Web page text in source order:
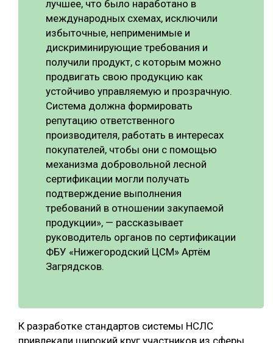
лучшее, что было наработано в
международных схемах, исключили
избыточные, неприменимые и
дискриминирующие требования и
получили продукт, с которым можно
продвигать свою продукцию как
устойчиво управляемую и прозрачную.
Система должна формировать
репутацию ответственного
производителя, работать в интересах
покупателей, чтобы они с помощью
механизма добровольной лесной
сертификации могли получать
подтверждение выполнения
требований в отношении закупаемой
продукции», — рассказывает
руководитель органов по сертификации
ФБУ «Нижегородский ЦСМ» Артём
Загрядсков.
К разработке стандартов системы НСЛС
привлекали широкий круг участников из сферы